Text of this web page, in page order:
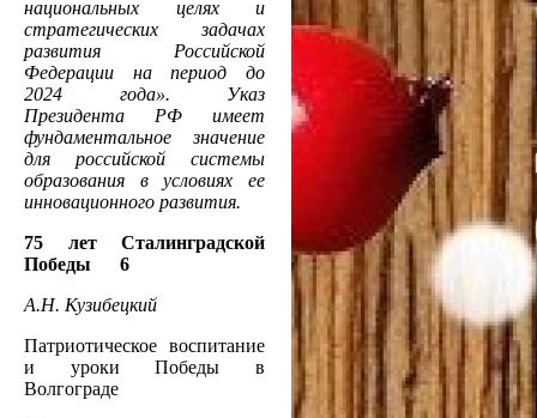
национальных целях и
стратегических задачах
развития Российской
Федерации на период до
2024 года». Указ
Президента РФ имеет
фундаментальное значение
для российской системы
образования в условиях ее
инновационного развития.
75 лет Сталинградской
Победы 6
А.Н. Кузибецкий
Патриотическое воспитание
и уроки Победы в
Волгограде